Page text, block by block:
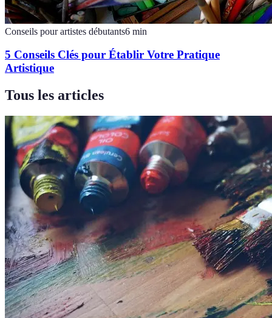
Conseils pour artistes débutants6 min
5 Conseils Clés pour Établir Votre Pratique
Artistique
Tous les articles